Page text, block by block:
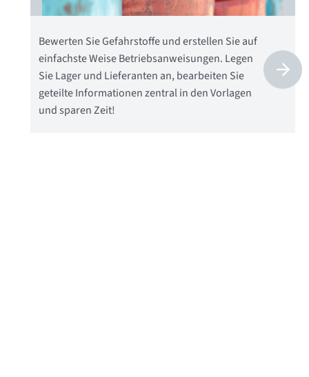
Bewerten Sie Gefahrstoffe und erstellen Sie auf
einfachste Weise Betriebsanweisungen. Legen
Sie Lager und Lieferanten an, bearbeiten Sie
geteilte Informationen zentral in den Vorlagen
und sparen Zeit!